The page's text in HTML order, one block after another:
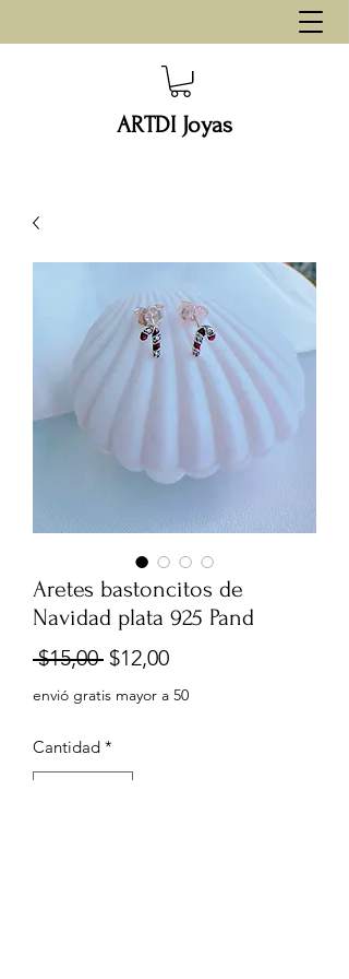
ARTDI Joyas
Aretes bastoncitos de
Navidad plata 925 Pand
$15,00 Precio
$12,00Precio
de
envió gratis mayor a 50
Cantidad *